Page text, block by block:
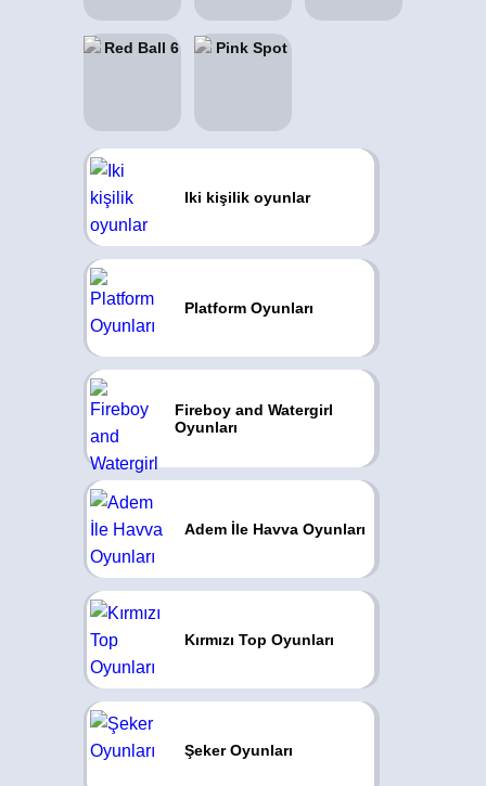
Iki kişilik oyunlar
Platform Oyunları
Fireboy and Watergirl
Oyunları
Adem İle Havva Oyunları
Kırmızı Top Oyunları
Şeker Oyunları